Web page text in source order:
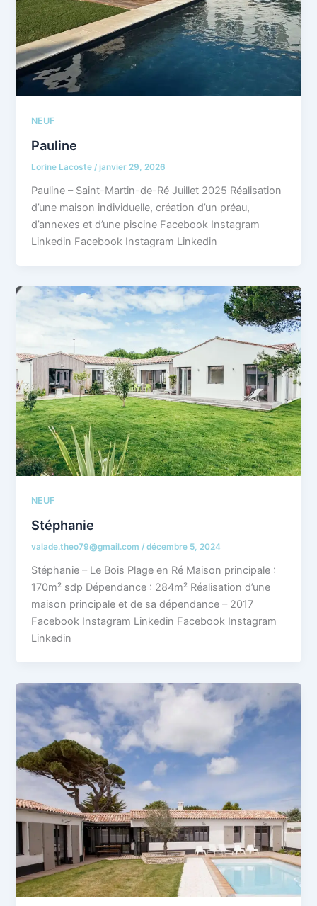
NEUF
Pauline
Lorine Lacoste/janvier 29, 2026
Pauline – Saint-Martin-de-Ré Juillet 2025 Réalisation
d’une maison individuelle, création d’un préau,
d’annexes et d’une piscine Facebook Instagram
Linkedin Facebook Instagram Linkedin
NEUF
Stéphanie
valade.theo79@gmail.com/décembre 5, 2024
Stéphanie – Le Bois Plage en Ré Maison principale :
170m² sdp Dépendance : 284m² Réalisation d’une
maison principale et de sa dépendance – 2017
Facebook Instagram Linkedin Facebook Instagram
Linkedin